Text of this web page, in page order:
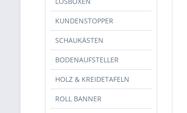
KUNDENSTOPPER
SCHAUKÄSTEN
BODENAUFSTELLER
HOLZ & KREIDETAFELN
ROLL BANNER